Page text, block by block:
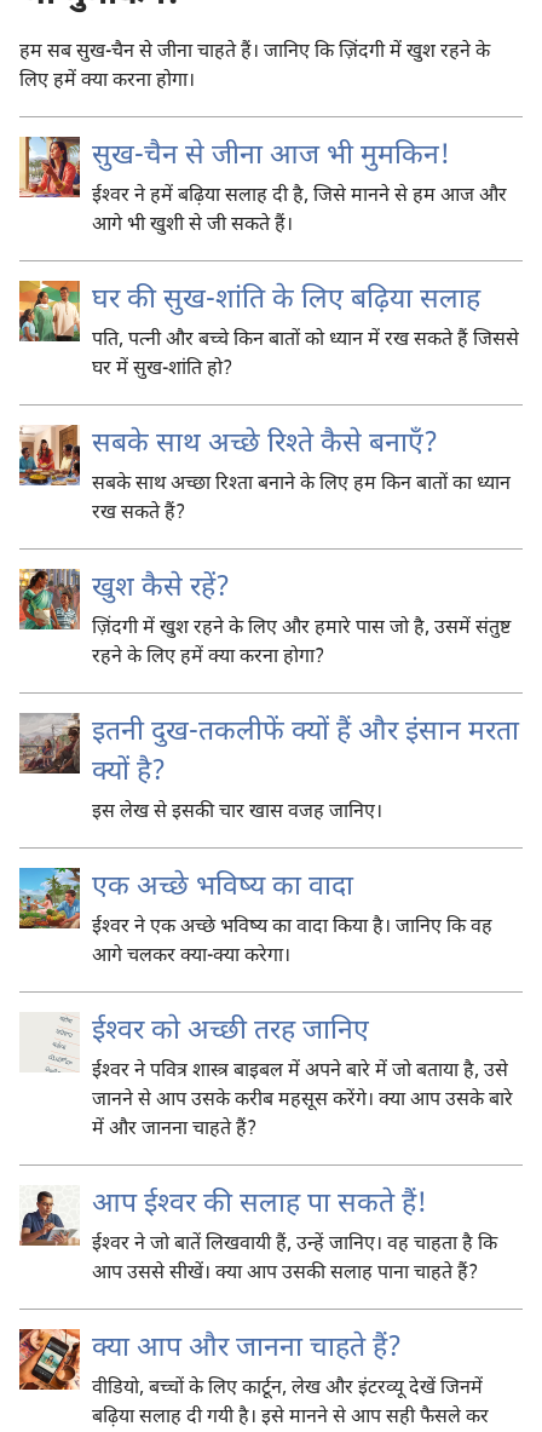
हम सब सुख-चैन से जीना चाहते हैं। जानिए कि ज़िंदगी में खुश रहने के
लिए हमें क्या करना होगा।
सुख-चैन से जीना आज भी मुमकिन!
ईश्‍वर ने हमें बढ़िया सलाह दी है, जिसे मानने से हम आज और
आगे भी खुशी से जी सकते हैं।
घर की सुख-शांति के लिए बढ़िया सलाह
पति, पत्नी और बच्चे किन बातों को ध्यान में रख सकते हैं जिससे
घर में सुख-शांति हो?
सबके साथ अच्छे रिश्‍ते कैसे बनाएँ?
सबके साथ अच्छा रिश्‍ता बनाने के लिए हम किन बातों का ध्यान
रख सकते हैं?
खुश कैसे रहें?
ज़िंदगी में खुश रहने के लिए और हमारे पास जो है, उसमें संतुष्ट
रहने के लिए हमें क्या करना होगा?
इतनी दुख-तकलीफें क्यों हैं और इंसान मरता
क्यों है?
इस लेख से इसकी चार खास वजह जानिए।
एक अच्छे भविष्य का वादा
ईश्‍वर ने एक अच्छे भविष्य का वादा किया है। जानिए कि वह
आगे चलकर क्या-क्या करेगा।
ईश्‍वर को अच्छी तरह जानिए
ईश्‍वर ने पवित्र शास्त्र बाइबल में अपने बारे में जो बताया है, उसे
जानने से आप उसके करीब महसूस करेंगे। क्या आप उसके बारे
में और जानना चाहते हैं?
आप ईश्‍वर की सलाह पा सकते हैं!
ईश्‍वर ने जो बातें लिखवायी हैं, उन्हें जानिए। वह चाहता है कि
आप उससे सीखें। क्या आप उसकी सलाह पाना चाहते हैं?
क्या आप और जानना चाहते हैं?
वीडियो, बच्चों के लिए कार्टून, लेख और इंटरव्यू देखें जिनमें
बढ़िया सलाह दी गयी है। इसे मानने से आप सही फैसले कर